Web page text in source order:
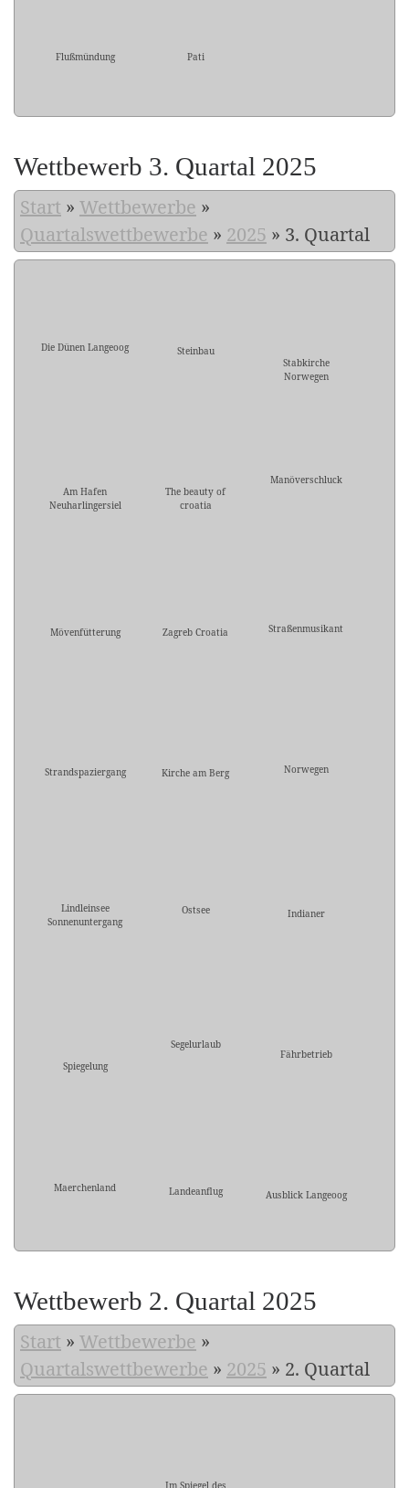
Flußmündung Pati
Wettbewerb 3. Quartal 2025
Start » Wettbewerbe »
Quartalswettbewerbe » 2025 » 3. Quartal
Die Dünen Langeoog
Steinbau
Stabkirche
Norwegen
Am Hafen
Neuharlingersiel
The beauty of
croatia
Manöverschluck
Mövenfütterung Zagreb Croatia Straßenmusikant
Strandspaziergang Kirche am Berg Norwegen
Lindleinsee
Sonnenuntergang
Ostsee Indianer
Spiegelung
Segelurlaub
Fährbetrieb
Maerchenland Landeanflug Ausblick Langeoog
Wettbewerb 2. Quartal 2025
Start » Wettbewerbe »
Quartalswettbewerbe » 2025 » 2. Quartal
Im Spiegel des